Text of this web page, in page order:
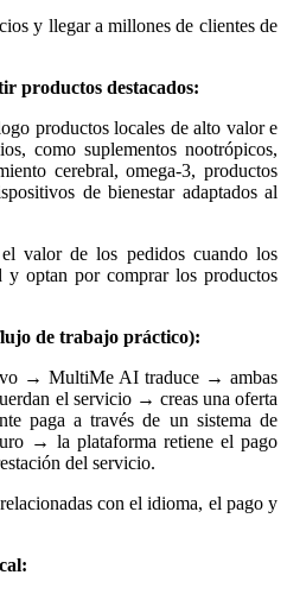
y llegar a millones de clientes de
productos destacados:
productos locales de alto valor e
como suplementos nootrópicos,
cerebral, omega-3, productos
de bienestar adaptados al
valor de los pedidos cuando los
y optan por comprar los productos
de trabajo práctico):
→ MultiMe AI traduce → ambas
el servicio → creas una oferta
paga a través de un sistema de
→ la plataforma retiene el pago
del servicio.
con el idioma, el pago y